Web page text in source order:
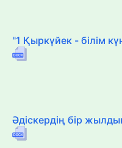
"1 Қыркүйек - білім
Әдіскердің бір